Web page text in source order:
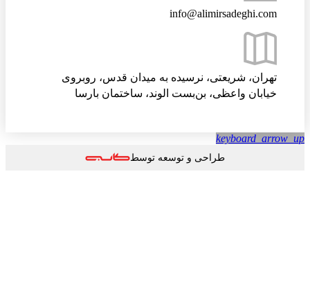
info@alimirsadeghi.com
تهران، شریعتی، نرسیده به میدان قدس، روبروی
خیابان واعظی، بن‌بست الوند، ساختمان بارسا
طراحی و توسعه توسط